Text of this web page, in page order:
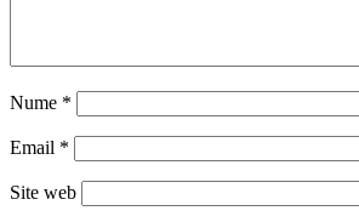
Nume *
Email *
Site web